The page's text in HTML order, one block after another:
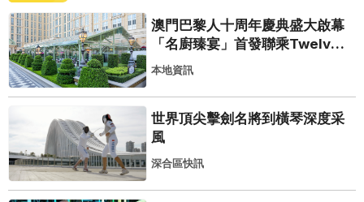
澳門巴黎人十周年慶典盛大啟幕
「名廚臻宴」首發聯乘Twelve
25演繹極致法式風雅
本地資訊
世界頂尖擊劍名將到橫琴深度采
風
深合區快訊